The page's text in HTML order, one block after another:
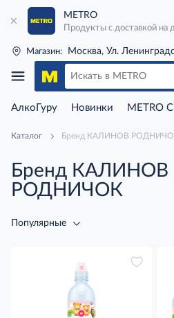
METRO
Продукты с доставкой на
Магазин: Москва, Ул.
АлкоГуру Новинки METRO
Каталог Бренд КАЛИНОВ
Бренд КАЛИНОВ
РОДНИЧОК
Популярные